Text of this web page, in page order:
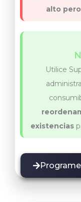
alto
Utilice
existencias